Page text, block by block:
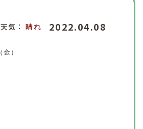
天気：晴れ 2022.04.08